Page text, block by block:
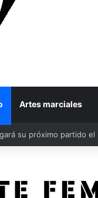
Artes marciales